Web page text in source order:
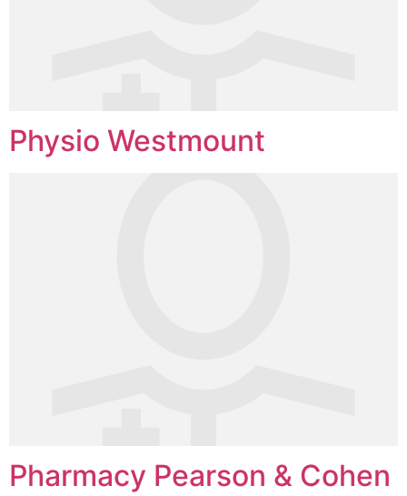
Physio Westmount
Pharmacy Pearson & Cohen